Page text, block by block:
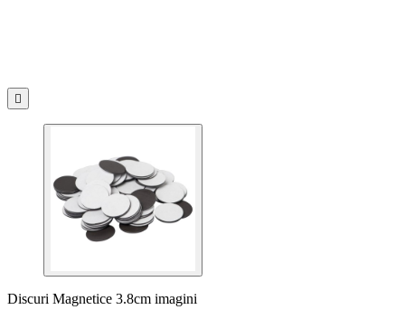

Discuri Magnetice 3.8cm imagini